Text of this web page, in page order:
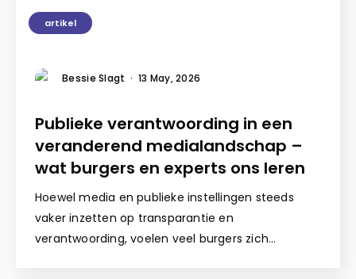
artikel
Bessie Slagt · 13 May, 2026
Publieke verantwoording in een
veranderend medialandschap –
wat burgers en experts ons leren
Hoewel media en publieke instellingen steeds
vaker inzetten op transparantie en
verantwoording, voelen veel burgers zich…